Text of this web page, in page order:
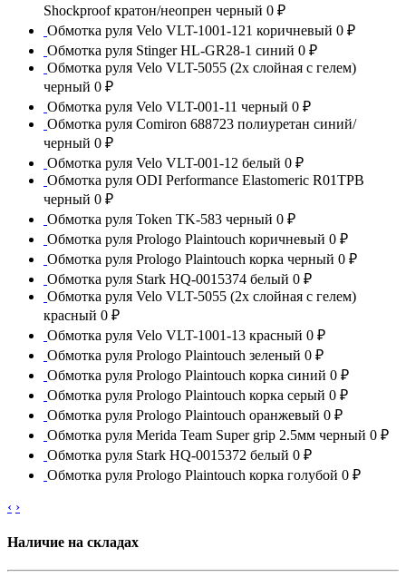
Shockproof кратон/неопрен черный 0 ₽
Обмотка руля Velo VLT-1001-121 коричневый 0 ₽
Обмотка руля Stinger HL-GR28-1 синий 0 ₽
Обмотка руля Velo VLT-5055 (2х слойная с гелем)
черный 0 ₽
Обмотка руля Velo VLT-001-11 черный 0 ₽
Обмотка руля Comiron 688723 полиуретан синий/
черный 0 ₽
Обмотка руля Velo VLT-001-12 белый 0 ₽
Обмотка руля ODI Performance Elastomeric R01TPB
черный 0 ₽
Обмотка руля Token TK-583 черный 0 ₽
Обмотка руля Prologo Plaintouch коричневый 0 ₽
Обмотка руля Prologo Plaintouch корка черный 0 ₽
Обмотка руля Stark HQ-0015374 белый 0 ₽
Обмотка руля Velo VLT-5055 (2х слойная с гелем)
красный 0 ₽
Обмотка руля Velo VLT-1001-13 красный 0 ₽
Обмотка руля Prologo Plaintouch зеленый 0 ₽
Обмотка руля Prologo Plaintouch корка синий 0 ₽
Обмотка руля Prologo Plaintouch корка серый 0 ₽
Обмотка руля Prologo Plaintouch оранжевый 0 ₽
Обмотка руля Merida Team Super grip 2.5мм черный 0 ₽
Обмотка руля Stark HQ-0015372 белый 0 ₽
Обмотка руля Prologo Plaintouch корка голубой 0 ₽
‹ ›
Наличие на складах